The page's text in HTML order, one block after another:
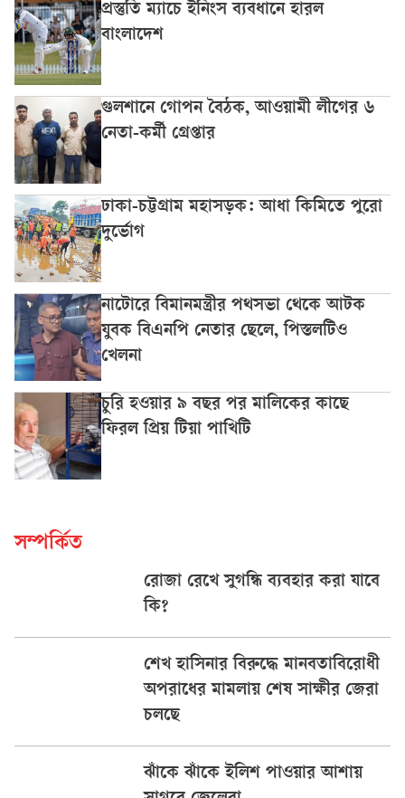
প্রস্তুতি ম্যাচে ইনিংস ব্যবধানে হারল
বাংলাদেশ
গুলশানে গোপন বৈঠক, আওয়ামী লীগের ৬
নেতা-কর্মী গ্রেপ্তার
ঢাকা-চট্টগ্রাম মহাসড়ক: আধা কিমিতে পুরো
দুর্ভোগ
নাটোরে বিমানমন্ত্রীর পথসভা থেকে আটক
যুবক বিএনপি নেতার ছেলে, পিস্তলটিও
খেলনা
চুরি হওয়ার ৯ বছর পর মালিকের কাছে
ফিরল প্রিয় টিয়া পাখিটি
সম্পর্কিত
রোজা রেখে সুগন্ধি ব্যবহার করা যাবে
কি?
শেখ হাসিনার বিরুদ্ধে মানবতাবিরোধী
অপরাধের মামলায় শেষ সাক্ষীর জেরা
চলছে
ঝাঁকে ঝাঁকে ইলিশ পাওয়ার আশায়